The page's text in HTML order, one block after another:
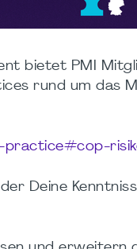
bietet PMI
rund um das
Deine